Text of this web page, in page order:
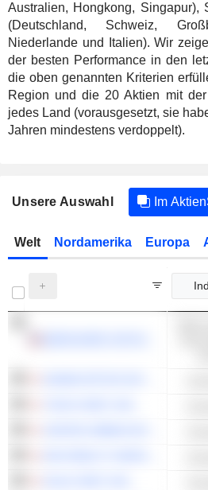
Australien, Hongkong, Singapur),
(Deutschland, Schweiz,
Niederlande und Italien). Wir
der besten Performance in den
die oben genannten Kriterien
Region und die 20 Aktien mit
jedes Land (vorausgesetzt, sie
Jahren mindestens verdoppelt).
Unsere Auswahl Im
Welt Nordamerika Europa